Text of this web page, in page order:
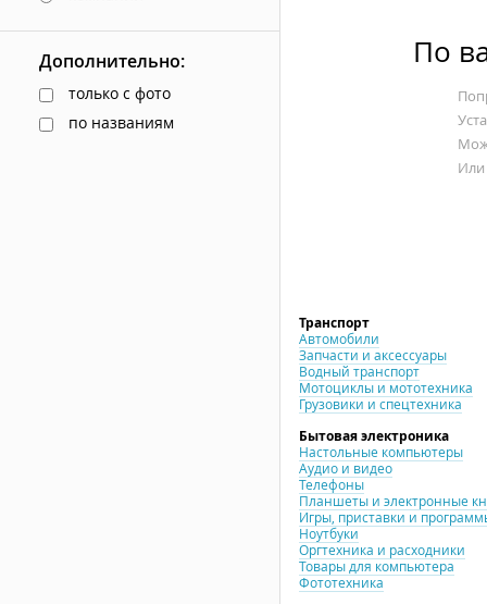
По
Или
Транспорт
Автомобили
Запчасти и аксессуары
Водный транспорт
Мотоциклы и мототехника
Грузовики и спецтехника
Бытовая электроника
Настольные компьютеры
Аудио и видео
Телефоны
Планшеты и электронные
Игры, приставки и
Ноутбуки
Оргтехника и расходники
Товары для компьютера
Фототехника
Дополнительно:
только с фото
по названиям